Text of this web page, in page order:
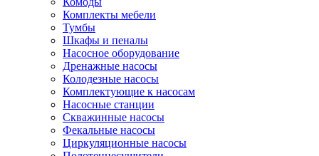
Комплекты мебели
Тумбы
Шкафы и пеналы
Насосное оборудование
Дренажные насосы
Колодезные насосы
Комплектующие к насосам
Насосные станции
Скважинные насосы
Фекальные насосы
Циркуляционные насосы